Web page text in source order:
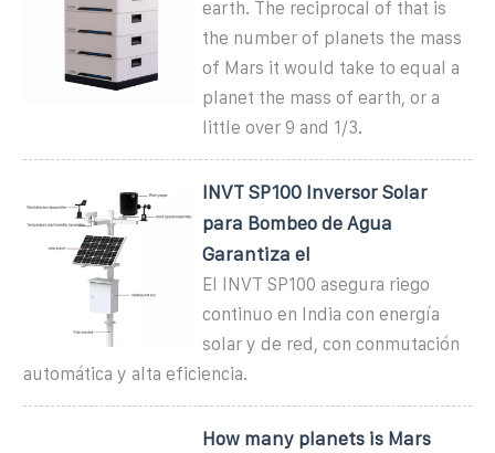
earth. The reciprocal of that is
the number of planets the mass
of Mars it would take to equal a
planet the mass of earth, or a
little over 9 and 1/3.
INVT SP100 Inversor Solar
para Bombeo de Agua
Garantiza el
El INVT SP100 asegura riego
continuo en India con energía
solar y de red, con conmutación
automática y alta eficiencia.
How many planets is Mars